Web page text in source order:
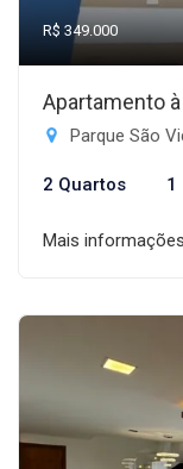
R$ 349.000
Apartamento
Parque São
2 Quartos 1
Mais informações